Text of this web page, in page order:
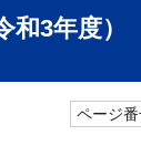
3年度）
ページ